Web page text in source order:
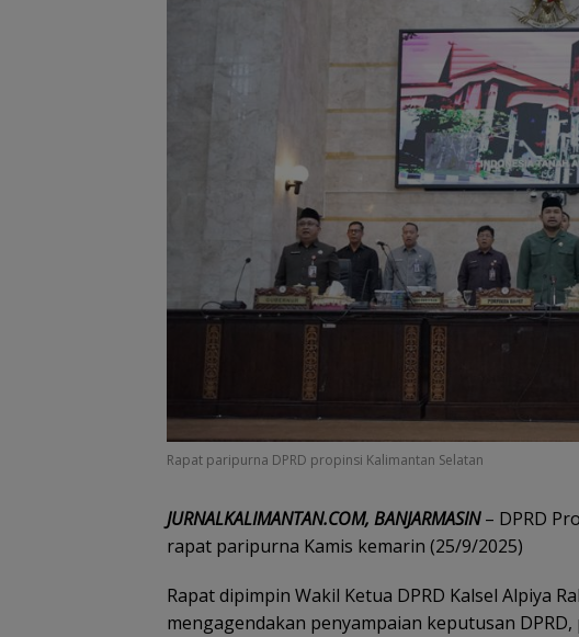
Rapat paripurna DPRD propinsi Kalimantan Selatan
JURNALKALIMANTAN.COM, BANJARMASIN– DPRD
rapat paripurna Kamis kemarin (25/9/2025)
Rapat dipimpin Wakil Ketua DPRD Kalsel Alpiya
mengagendakan penyampaian keputusan